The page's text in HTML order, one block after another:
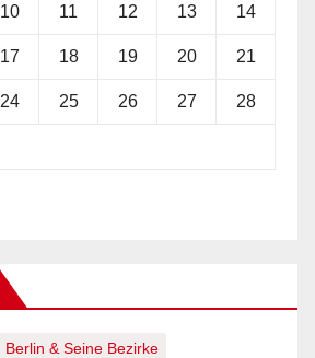
10 11 12 13 14
17 18 19 20 21
24 25 26 27 28
Berlin & Seine Bezirke